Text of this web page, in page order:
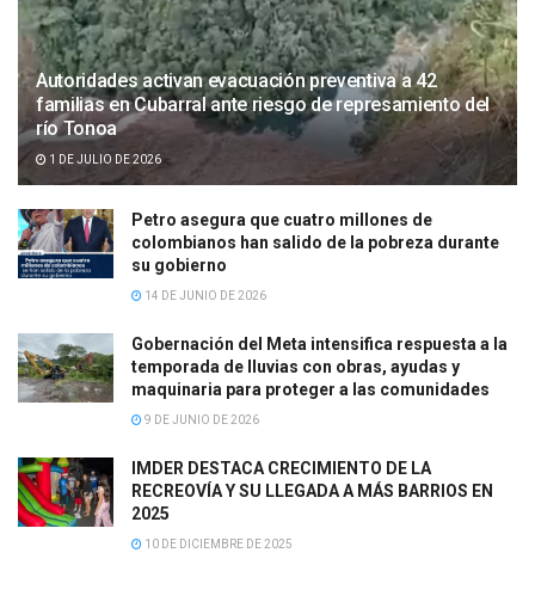
Autoridades activan evacuación preventiva a 42
familias en Cubarral ante riesgo de represamiento del
río Tonoa
1 DE JULIO DE 2026
Petro asegura que cuatro millones de
colombianos han salido de la pobreza durante
su gobierno
14 DE JUNIO DE 2026
Gobernación del Meta intensifica respuesta a la
temporada de lluvias con obras, ayudas y
maquinaria para proteger a las comunidades
9 DE JUNIO DE 2026
IMDER DESTACA CRECIMIENTO DE LA
RECREOVÍA Y SU LLEGADA A MÁS BARRIOS EN
2025
10 DE DICIEMBRE DE 2025